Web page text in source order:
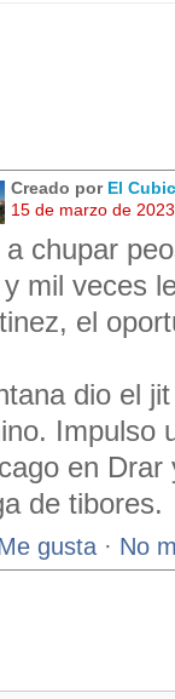
Creado por El
15 de marzo de
a chupar
mil veces
el
dio el
Impulso
en Drar
de tibores.
gusta · No